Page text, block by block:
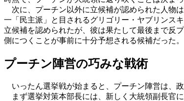
次に、プーチン以外に立候補が認められた人物
一「民主派」と目されるグリゴリー・ヤブリンス
立候補を認められたが、彼は果たして最後まで反
側につくことが事前に十分予想される候補だった。
プーチン陣営の巧みな戦術
いったん選挙戦が始まると、プーチン陣営は、
まず選挙対策本部長には、新しく大統領副長官